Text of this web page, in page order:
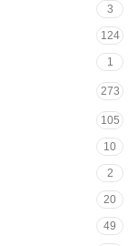
3
124
1
273
105
10
2
20
49